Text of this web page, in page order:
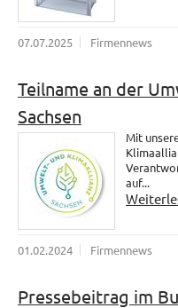
07.07.2025 Firmennews
Teilname an der
Sachsen
Mit
auf...
01.02.2024 Firmennews
Pressebeitrag im